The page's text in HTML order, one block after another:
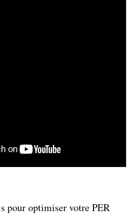
pour optimiser votre PER